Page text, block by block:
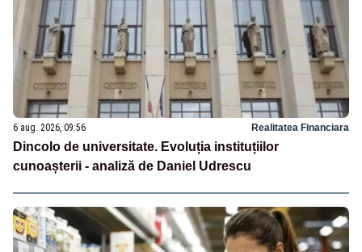
6 aug. 2026, 09:56 Realitatea Financiara
Dincolo de universitate. Evoluția instituțiilor
cunoașterii - analiză de Daniel Udrescu